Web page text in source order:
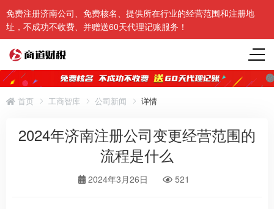
免费注册济南公司、免费核名、提供所在行业的经营范围和注册地
址，不成功不收费、并赠送60天代理记账服务！
首页 工商智库 公司新闻 详情
2024年济南注册公司变更经营范围的
流程是什么
2024年3月26日 521